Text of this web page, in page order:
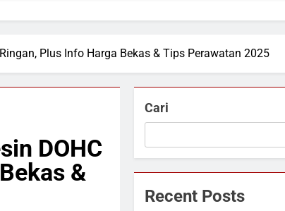
Plus Info Harga Bekas & Tips Perawatan 2025
DOHC
&
Cari
Recent Posts